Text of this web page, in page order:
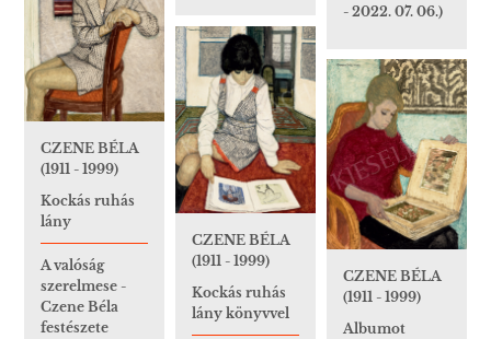
- 2022. 07. 06.)
CZENE BÉLA
(1911 - 1999)
Kockás ruhás
lány
A valóság
szerelmese -
Czene Béla
festészete
CZENE BÉLA
(1911 - 1999)
Kockás ruhás
lány könyvvel
CZENE BÉLA
(1911 - 1999)
Albumot